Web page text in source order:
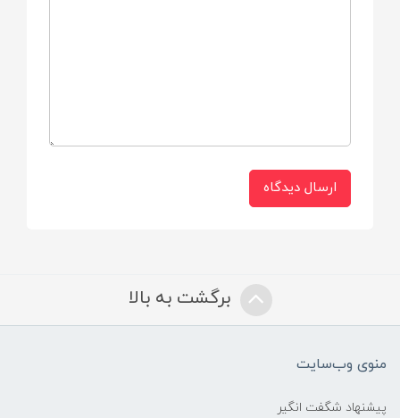
ترمز
ارسال دیدگاه
برگشت به بالا
منوی وب‌سایت
پیشنهاد شگفت انگیر